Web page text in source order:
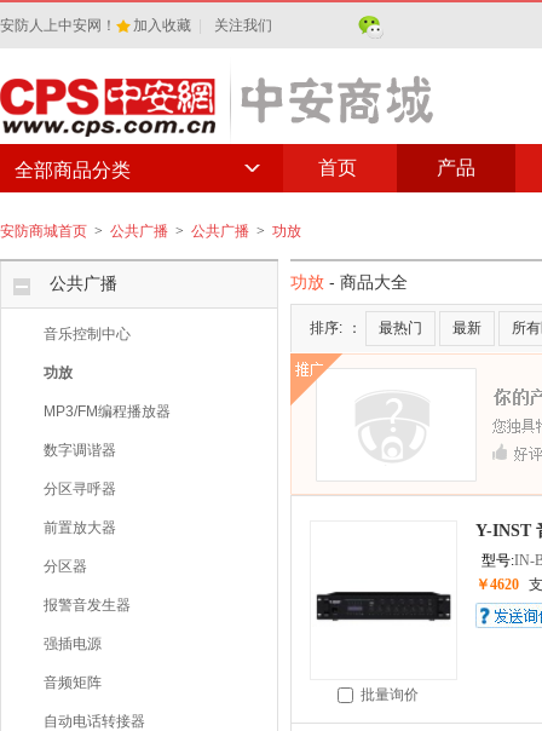
安防人上中安网！ 加入收藏 关注我们
首页 产品
全部商品分类
安防商城首页 > 公共广播 > 公共广播 > 功放
公共广播
音乐控制中心
功放
MP3/FM编程播放器
数字调谐器
分区寻呼器
前置放大器
分区器
报警音发生器
强插电源
音频矩阵
自动电话转接器
功放 - 商品大全
排序: ： 最热门 最新 所
批量询价
Y-INST
型号:IN-
￥4620